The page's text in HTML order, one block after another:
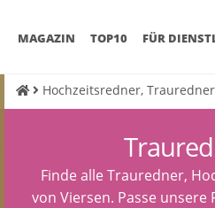
MAGAZIN (CURRENT)
TOP10 FÜR
Hochzeitsredner,
Finde alle Trauredner,
von Viersen. Passe